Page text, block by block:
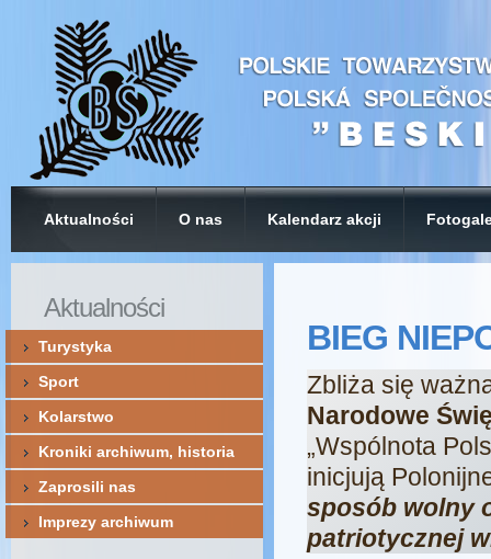
Aktualności O nas Kalendarz akcji
BIEG
Zbliża się
Narodowe
„Wspólnota
inicjują
sposób wolny
patriotycznej
Aktualności
Turystyka
Sport
Kolarstwo
Kroniki archiwum, historia
Zaprosili nas
Imprezy archiwum